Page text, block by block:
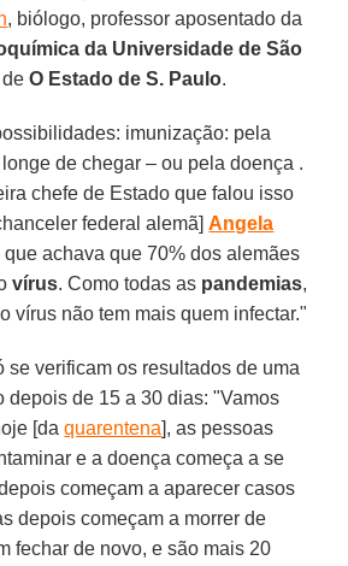
, biólogo, professor aposentado da
da Universidade de São
deO Estado de S. Paulo.
imunização: pela
de chegar – ou pela doença .
chefe de Estado que falou isso
federal alemã]Angela
que achava que 70% dos alemães
vírus. Como todas as pandemias,
vírus não tem mais quem infectar."
se verificam os resultados de uma
depois de 15 a 30 dias: "Vamos
[daquarentena], as pessoas
e a doença começa a se
começam a aparecer casos
depois começam a morrer de
fechar de novo, e são mais 20